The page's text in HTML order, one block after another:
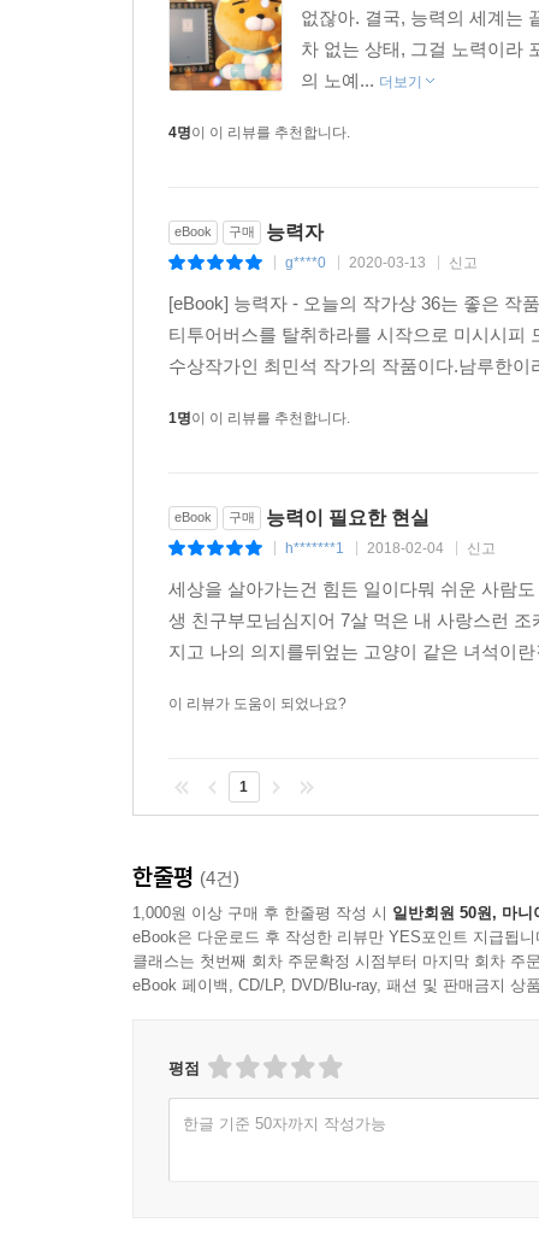
그는 이 소설을 ‘자전적 소설’이라 고백한다. “1
수 있는 일이라고는 글을 쓰는 것밖에 없던 바
찰리 채플린의 말을 빌려 그는, 마찬가지로 이 글
밴드 ‘시와 바람’의 보컬이자 『청춘, 방황, 좌절
‘오늘의 작가’라는 말로는 부족한 그의 ‘내일’이 더
패기가 이 소설을 지탱하는 힘이다.---김미현(문학
핸드헬드 기법으로 촬영한 다큐멘터리 화면처
이야기꾼의 풍모는 그래서, 그래서? 하며 다음
천착으로 고통과 정면 대결하겠다는 땀과 결기가
허위와 위선적 사고로 가득한 이 세상의 그늘에
B급 감성으로 충만한 이 소설에는 누구에게
준다. 이 작품에서 그 절실함과 진심을 목격할 수
없잖아. 결국, 능력의 세계는
차 없는 상태, 그걸 노력이라
의 노예... 더보기
4명이 이 리뷰를 추천합니다.
eBook 구매 능력자
g****0 2020-03-13 신고
[eBook] 능력자 - 오늘의 작가상 36는 좋은 작
티투어버스를 탈취하라를 시작으로 미시시피
수상작가인 최민석 작가의 작품이다.남루한
1명이 이 리뷰를 추천합니다.
eBook 구매 능력이 필요한 현실
h*******1 2018-02-04 신고
세상을 살아가는건 힘든 일이다뭐 쉬운 사람
생 친구부모님심지어 7살 먹은 내 사랑스런
지고 나의 의지를뒤엎는 고양이 같은 녀석이
이 리뷰가 도움이 되었나요?
1
한줄평 (4건)
1,000원 이상 구매 후 한줄평 작성 시 일반회원 50원, 마니
eBook은 다운로드 후 작성한 리뷰만 YES포인트 지급됩니
클래스는 첫번째 회차 주문확정 시점부터 마지막 회차 주
eBook 페이백, CD/LP, DVD/Blu-ray, 패션 및 판매금지 상
평점
한글 기준 50자까지 작성가능